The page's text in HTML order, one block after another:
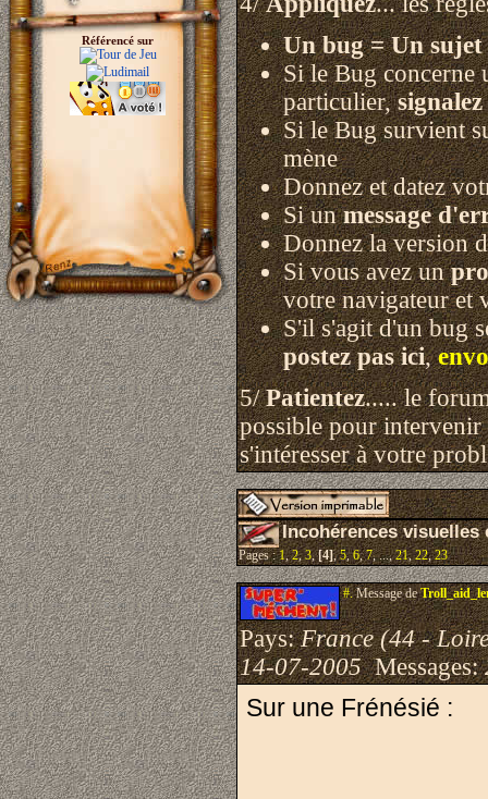
Référencé sur
Un bug = Un
Si le Bug concerne
particulier,
Si le Bug survient
mène
Donnez et datez
Si unmessage
Donnez la version
Si vous avez un
votre navigateur et
S'il s'agit d'un bug
postez pas ici,
5/Patientez..... le
possible pour intervenir
s'intéresser à votre
Incohérences visuelles
Pages :1,2,3,[4],5,6,7, ...,21,22,23
#.Message de
Pays:France (44 -
14-07-2005Messages:
Sur une Frénésié :